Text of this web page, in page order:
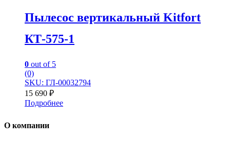
Пылесос вертикальный Kitfort
КТ-575-1
0 out of 5
(0)
SKU: ГЛ-00032794
15 690 ₽
Подробнее
О компании